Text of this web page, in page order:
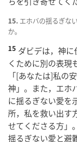
15. エホバの揺るぎない
か。
15 ダビデは， 神に
くために別の表現
「[あなたは]私の安
神 」。また，エホ
に揺るぎない愛を
所， 私を救い出す
せてくださる方」
揺るぎない愛と避